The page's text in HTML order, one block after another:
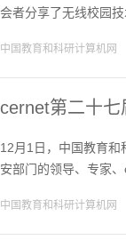
会者分享了无线校园
中国教育和科研计算机网
cernet第二十
12月1日，中国教育
安部门的领导、专家
中国教育和科研计算机网